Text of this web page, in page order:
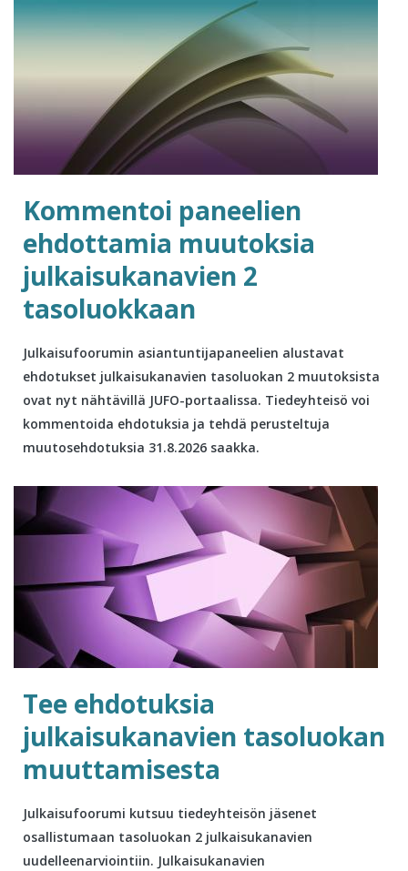
Kommentoi paneelien
ehdottamia muutoksia
julkaisukanavien 2
tasoluokkaan
Julkaisufoorumin asiantuntijapaneelien alustavat
ehdotukset julkaisukanavien tasoluokan 2 muutoksista
ovat nyt nähtävillä JUFO-portaalissa. Tiedeyhteisö voi
kommentoida ehdotuksia ja tehdä perusteltuja
muutosehdotuksia 31.8.2026 saakka.
Tee ehdotuksia
julkaisukanavien tasoluokan
muuttamisesta
Julkaisufoorumi kutsuu tiedeyhteisön jäsenet
osallistumaan tasoluokan 2 julkaisukanavien
uudelleenarviointiin. Julkaisukanavien